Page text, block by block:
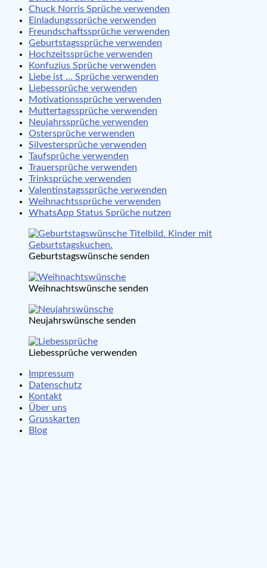
Chuck Norris Sprüche verwenden
Einladungssprüche verwenden
Freundschaftssprüche verwenden
Geburtstagssprüche verwenden
Hochzeitssprüche verwenden
Konfuzius Sprüche verwenden
Liebe ist … Sprüche verwenden
Liebessprüche verwenden
Motivationssprüche verwenden
Muttertagssprüche verwenden
Neujahrssprüche verwenden
Ostersprüche verwenden
Silvestersprüche verwenden
Taufsprüche verwenden
Trauersprüche verwenden
Trinksprüche verwenden
Valentinstagssprüche verwenden
Weihnachtssprüche verwenden
WhatsApp Status Sprüche nutzen
Geburtstagswünsche senden
Weihnachtswünsche senden
Neujahrswünsche senden
Liebessprüche verwenden
Impressum
Datenschutz
Kontakt
Über uns
Grusskarten
Blog